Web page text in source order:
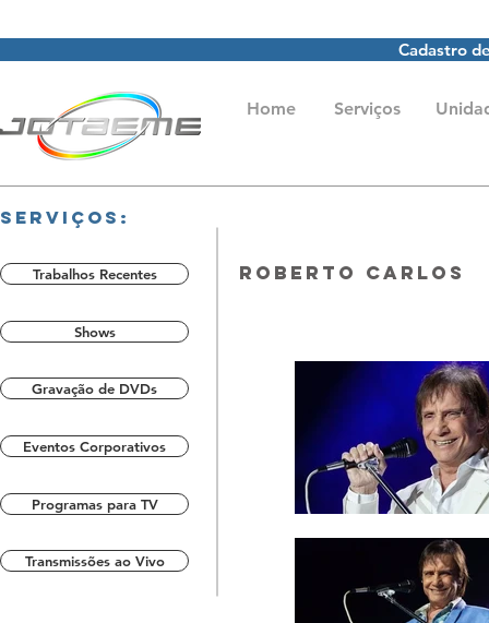
Cadastro
Home Serviços
Serviços:
Trabalhos Recentes
Shows
Gravação de DVDs
Eventos Corporativos
Programas para TV
Transmissões ao Vivo
Roberto carlos